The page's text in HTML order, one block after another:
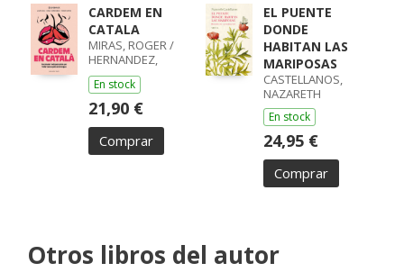
CARDEM EN
CATALA
MIRAS, ROGER /
HERNANDEZ,
XENIA / BOJ,
LAURA
En stock
21,90 €
Comprar
EL PUENTE
DONDE
HABITAN LAS
MARIPOSAS
CASTELLANOS,
NAZARETH
En stock
24,95 €
Comprar
Otros libros del autor